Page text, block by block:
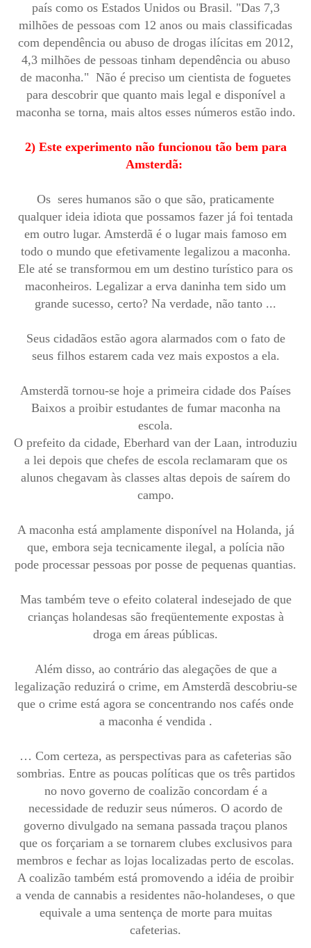
país como os Estados Unidos ou Brasil. "Das 7,3
milhões de pessoas com 12 anos ou mais classificadas
com dependência ou abuso de drogas ilícitas em 2012,
4,3 milhões de pessoas tinham dependência ou abuso
de maconha." Não é preciso um cientista de foguetes
para descobrir que quanto mais legal e disponível a
maconha se torna, mais altos esses números estão indo.
2) Este experimento não funcionou tão bem para
Amsterdã:
Os seres humanos são o que são, praticamente
qualquer ideia idiota que possamos fazer já foi tentada
em outro lugar. Amsterdã é o lugar mais famoso em
todo o mundo que efetivamente legalizou a maconha.
Ele até se transformou em um destino turístico para os
maconheiros. Legalizar a erva daninha tem sido um
grande sucesso, certo? Na verdade, não tanto ...
Seus cidadãos estão agora alarmados com o fato de
seus filhos estarem cada vez mais expostos a ela.
Amsterdã tornou-se hoje a primeira cidade dos Países
Baixos a proibir estudantes de fumar maconha na
escola.
O prefeito da cidade, Eberhard van der Laan, introduziu
a lei depois que chefes de escola reclamaram que os
alunos chegavam às classes altas depois de saírem do
campo.
A maconha está amplamente disponível na Holanda, já
que, embora seja tecnicamente ilegal, a polícia não
pode processar pessoas por posse de pequenas quantias.
Mas também teve o efeito colateral indesejado de que
crianças holandesas são freqüentemente expostas à
droga em áreas públicas.
Além disso, ao contrário das alegações de que a
legalização reduzirá o crime, em Amsterdã descobriu-se
que o crime está agora se concentrando nos cafés onde
a maconha é vendida .
… Com certeza, as perspectivas para as cafeterias são
sombrias. Entre as poucas políticas que os três partidos
no novo governo de coalizão concordam é a
necessidade de reduzir seus números. O acordo de
governo divulgado na semana passada traçou planos
que os forçariam a se tornarem clubes exclusivos para
membros e fechar as lojas localizadas perto de escolas.
A coalizão também está promovendo a idéia de proibir
a venda de cannabis a residentes não-holandeses, o que
equivale a uma sentença de morte para muitas
cafeterias.